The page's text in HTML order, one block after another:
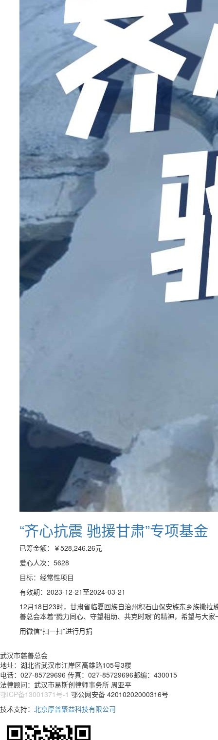
“齐心抗震 驰援甘肃”专项基金
已筹金额： ￥528,246.26元
爱心人次：5628
目标：经常性项目
有效期：2023-12-21至2024-03-21
12月18日23时，甘肃省临夏回族自治州积石山保安族东乡族撒
善总会本着“戮力同心、守望相助、共克时艰”的精神，希望与大
用微信“扫一扫”进行月捐
武汉市慈善总会
地址：湖北省武汉市江岸区高雄路105号3楼
电话：027-85729696 传真：027-85729696邮编：430015
法律顾问：武汉市易斯创律师事务所 周亚平
鄂ICP备13001371号-1 鄂公网安备 42010202000316号
技术支持： 北京厚普聚益科技有限公司